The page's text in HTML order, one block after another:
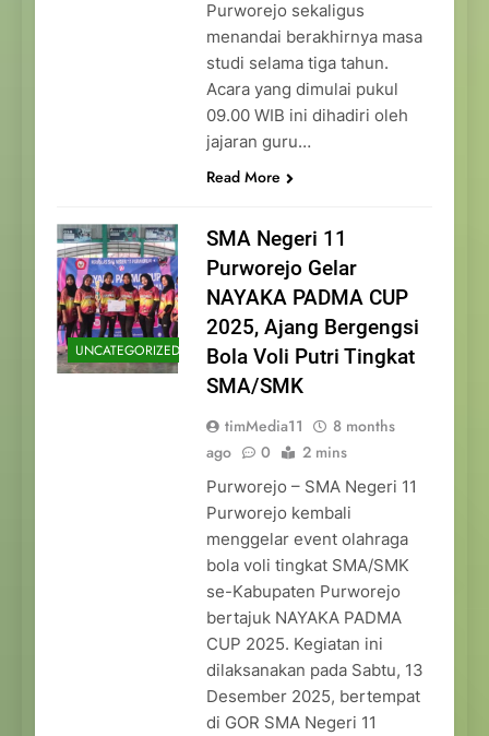
Purworejo sekaligus
menandai berakhirnya masa
studi selama tiga tahun.
Acara yang dimulai pukul
09.00 WIB ini dihadiri oleh
jajaran guru…
Read More
UNCATEGORIZED
SMA Negeri 11
Purworejo Gelar
NAYAKA PADMA CUP
2025, Ajang Bergengsi
Bola Voli Putri Tingkat
SMA/SMK
timMedia11
8 months
ago
0 2 mins
Purworejo – SMA Negeri 11
Purworejo kembali
menggelar event olahraga
bola voli tingkat SMA/SMK
se-Kabupaten Purworejo
bertajuk NAYAKA PADMA
CUP 2025. Kegiatan ini
dilaksanakan pada Sabtu, 13
Desember 2025, bertempat
di GOR SMA Negeri 11